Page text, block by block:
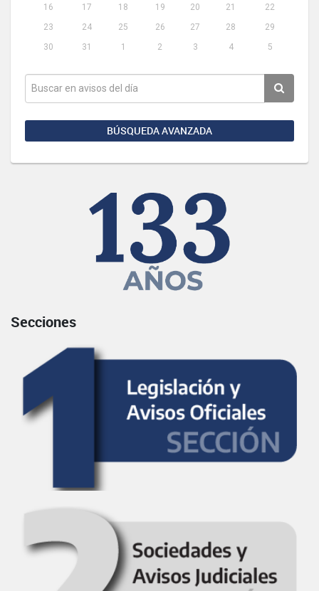
16
17 18 19 20 21
22
23
24 25 26 27 28
29
30
31 1 2 3 4 5
BÚSQUEDA AVANZADA
Secciones